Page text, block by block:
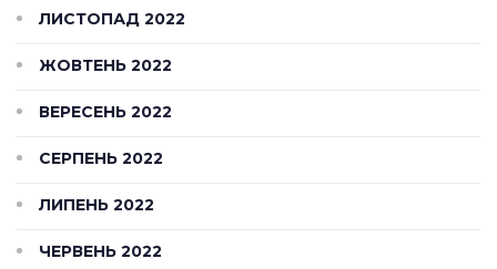
ЛИСТОПАД 2022
ЖОВТЕНЬ 2022
ВЕРЕСЕНЬ 2022
СЕРПЕНЬ 2022
ЛИПЕНЬ 2022
ЧЕРВЕНЬ 2022